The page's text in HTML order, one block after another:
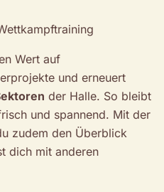
Wert auf
und erneuert
der Halle. So bleibt
und spannend. Mit der
zudem den Überblick
dich mit anderen